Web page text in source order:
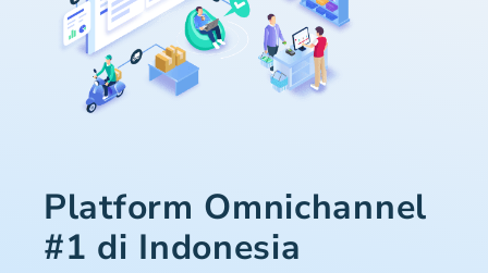
Platform Omnichannel
#1 di Indonesia